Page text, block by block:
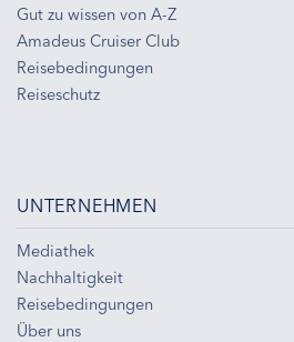
Gut zu wissen von A-Z
Amadeus Cruiser Club
Reisebedingungen
Reiseschutz
UNTERNEHMEN
Mediathek
Nachhaltigkeit
Reisebedingungen
Über uns